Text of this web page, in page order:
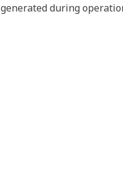
during